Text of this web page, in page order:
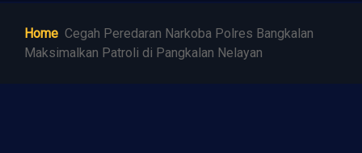
Home Cegah Peredaran Narkoba Polres Bangkalan
Maksimalkan Patroli di Pangkalan Nelayan